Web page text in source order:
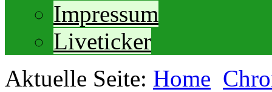
Impressum
Liveticker
Aktuelle Seite: Home